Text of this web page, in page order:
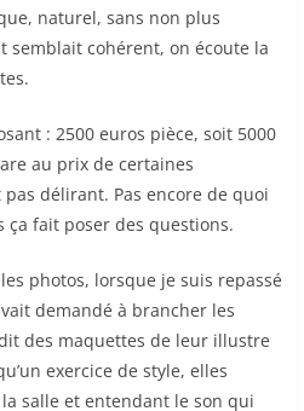
naturel, sans non plus
semblait cohérent, on écoute la
: 2500 euros pièce, soit 5000
au prix de certaines
pas délirant. Pas encore de quoi
ça fait poser des questions.
photos, lorsque je suis repassé
demandé à brancher les
des maquettes de leur illustre
exercice de style, elles
salle et entendant le son qui